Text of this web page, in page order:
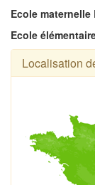
Ecole maternelle
Ecole
Localisation